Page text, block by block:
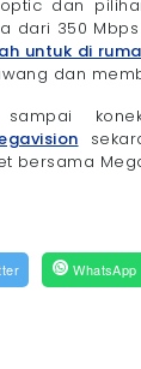
dan
dari 350
untuk di
dan
bersama
WhatsApp